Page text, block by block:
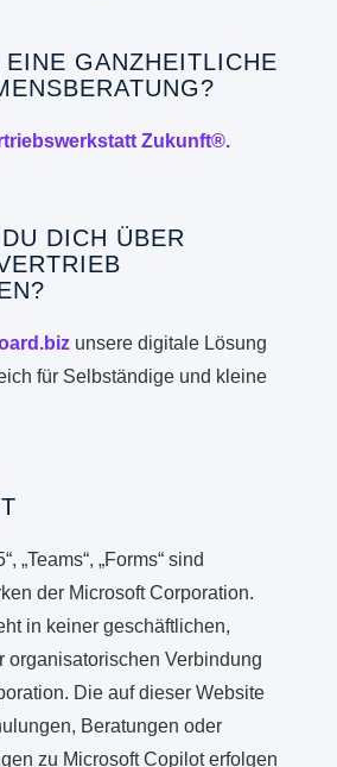
EINE GANZHEITLICHE
Zukunft®.
DICH ÜBER
unsere digitale Lösung
für Selbständige und kleine
„Teams“, „Forms“ sind
der Microsoft Corporation.
in keiner geschäftlichen,
organisatorischen Verbindung
Die auf dieser Website
Beratungen oder
zu Microsoft Copilot erfolgen